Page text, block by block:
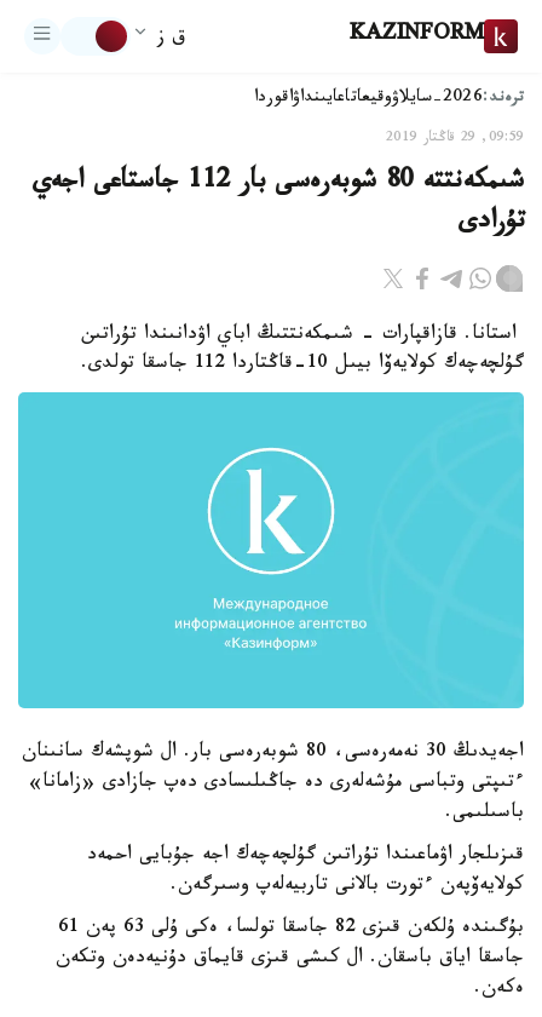
KAZINFORM ق ز
ترەند:2026-سايلاۋ وقيعاتاعايىنداۋاقوردا
09:59, 29 قاڭتار 2019
شىمكەنتتە 80 شوبەرەسى بار 112 جاستاعى اجەي
تۇرادى
استانا. قازاقپارات - شىمكەنتتىڭ اباي اۋدانىندا تۇراتىن
گۇلچەچەك كولايەۆا بيىل 10-قاڭتاردا 112 جاسقا تولدى.
اجەيدىڭ 30 نەمەرەسى، 80 شوبەرەسى بار. ال شوپشەك سانىنان
ءتىپتى وتباسى مۇشەلەرى دە جاڭىلىسادى دەپ جازادى «زامانا»
باسىلىمى.
قىزىلجار اۋماعىندا تۇراتىن گۇلچەچەك اجە جۇبايى احمەد
كولايەۆپەن ءتورت بالانى تاربيەلەپ وسىرگەن.
بۇگىندە ۇلكەن قىزى 82 جاسقا تولسا، ەكى ۇلى 63 پەن 61
جاسقا اياق باسقان. ال كىشى قىزى قايماق دۇنيەدەن وتكەن
ەكەن.